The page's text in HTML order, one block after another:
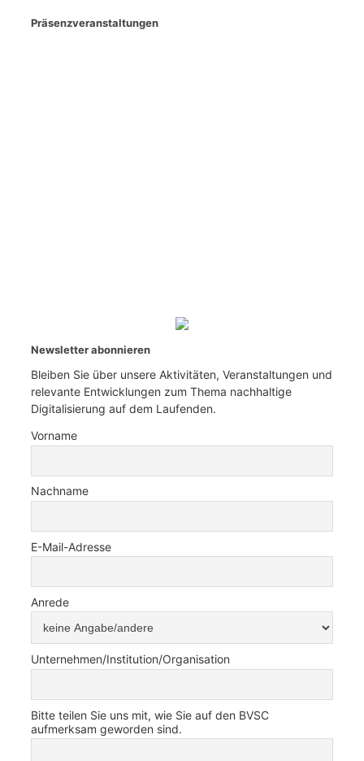
Präsenzveranstaltungen
Newsletter abonnieren
Bleiben Sie über unsere Aktivitäten, Veranstaltungen und
relevante Entwicklungen zum Thema nachhaltige
Digitalisierung auf dem Laufenden.
Vorname
Nachname
E-Mail-Adresse
Anrede
Unternehmen/Institution/Organisation
Bitte teilen Sie uns mit, wie Sie auf den BVSC
aufmerksam geworden sind.